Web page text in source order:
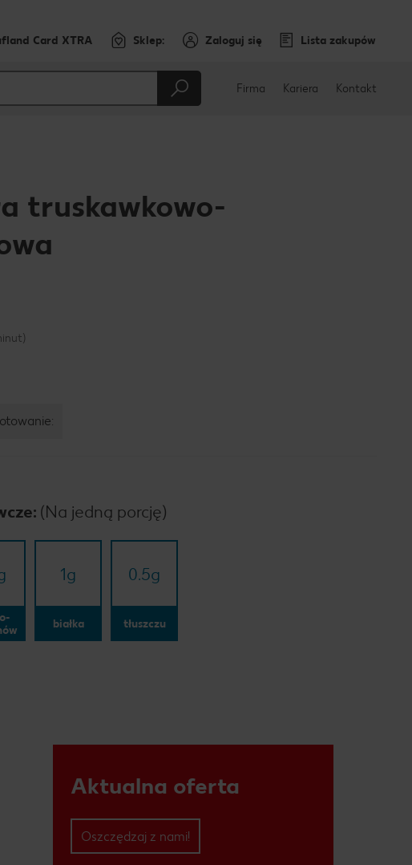
Card XTRA Sklep: Zaloguj się Lista zakupów
Firma Kariera Kontakt
truskawkowo-
na Facebooku
(Na jedną porcję)
1g
białka
0.5g
tłuszczu
Aktualna oferta
Oszczędzaj z nami!